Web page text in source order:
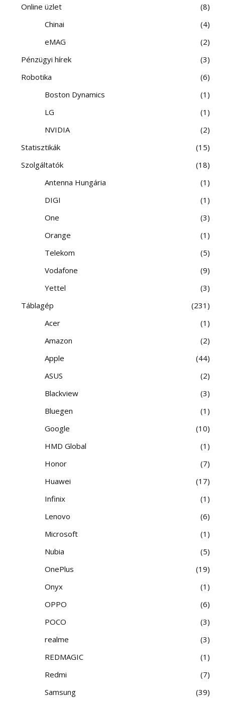
Online üzlet
8
Chinai
4
eMAG
2
Pénzügyi hírek
3
Robotika
6
Boston Dynamics
1
LG
1
NVIDIA
2
Statisztikák
15
Szolgáltatók
18
Antenna Hungária
1
DIGI
1
One
3
Orange
1
Telekom
5
Vodafone
9
Yettel
3
Táblagép
231
Acer
1
Amazon
2
Apple
44
ASUS
2
Blackview
3
Bluegen
1
Google
10
HMD Global
1
Honor
7
Huawei
17
Infinix
1
Lenovo
6
Microsoft
1
Nubia
5
OnePlus
19
Onyx
1
OPPO
6
POCO
3
realme
3
REDMAGIC
1
Redmi
7
Samsung
39